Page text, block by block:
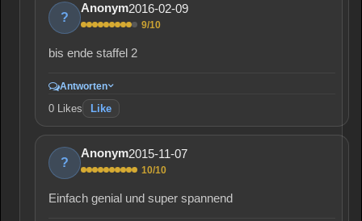
?
Anonym2016-02-09
9/10
bis ende staffel 2
Antworten
0 Likes Like
?
Anonym2015-11-07
10/10
Einfach genial und super spannend